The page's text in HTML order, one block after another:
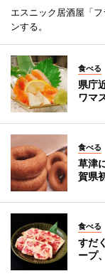
エスニック居酒屋「
ンする。
食べる
県庁
ワマ
食べる
草津
賀県
食べる
すだ
ープ